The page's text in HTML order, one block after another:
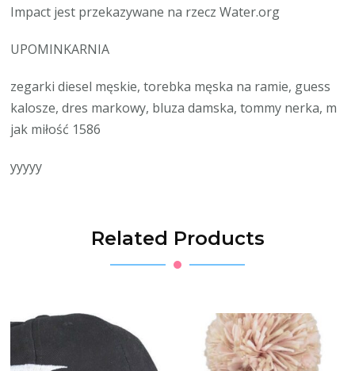
Impact jest przekazywane na rzecz Water.org
UPOMINKARNIA
zegarki diesel męskie, torebka męska na ramie, guess
kalosze, dres markowy, bluza damska, tommy nerka, m
jak miłość 1586
yyyyy
Related Products